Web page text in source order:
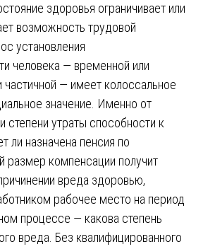
здоровья ограничивает или
возможность трудовой
установления
человека — временной или
частичной — имеет колоссальное
значение. Именно от
степени утраты способности к
ли назначена пенсия по
размер компенсации получит
вреда здоровью,
рабочее место на период
процессе — какова степень
вреда. Без квалифицированного